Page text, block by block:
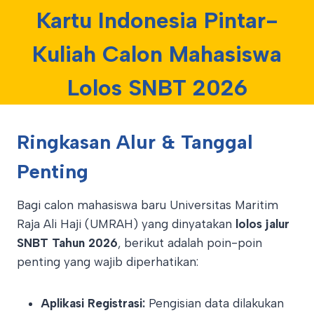
Kartu Indonesia Pintar-
Kuliah Calon Mahasiswa
Lolos SNBT 2026
Ringkasan Alur & Tanggal
Penting
Bagi calon mahasiswa baru Universitas Maritim
Raja Ali Haji (UMRAH) yang dinyatakan lolos jalur
SNBT Tahun 2026, berikut adalah poin-poin
penting yang wajib diperhatikan:
Aplikasi Registrasi: Pengisian data dilakukan